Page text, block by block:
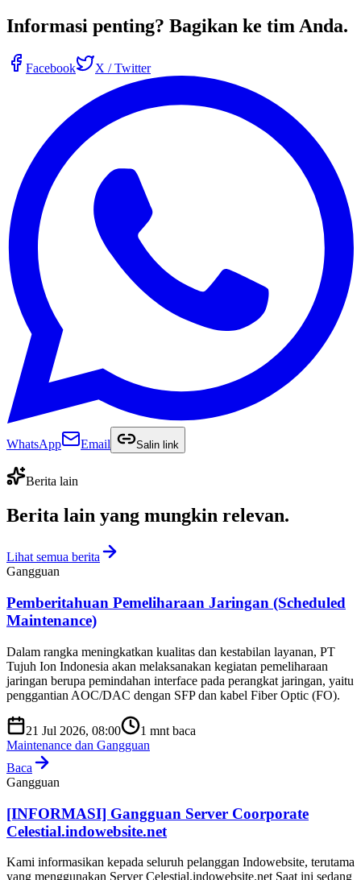
Informasi penting? Bagikan ke tim Anda.
Facebook X / Twitter
WhatsApp Email Salin link
Berita lain
Berita lain yang mungkin relevan.
Lihat semua berita
Gangguan
Pemberitahuan Pemeliharaan Jaringan (Scheduled
Maintenance)
Dalam rangka meningkatkan kualitas dan kestabilan layanan, PT
Tujuh Ion Indonesia akan melaksanakan kegiatan pemeliharaan
jaringan berupa pemindahan interface pada perangkat jaringan, yaitu
penggantian AOC/DAC dengan SFP dan kabel Fiber Optic (FO).
21 Jul 2026, 08:00 1 mnt baca
Maintenance dan Gangguan
Baca
Gangguan
[INFORMASI] Gangguan Server Coorporate
Celestial.indowebsite.net
Kami informasikan kepada seluruh pelanggan Indowebsite, terutama
yang menggunakan Server Celestial.indowebsite.net Saat ini sedang